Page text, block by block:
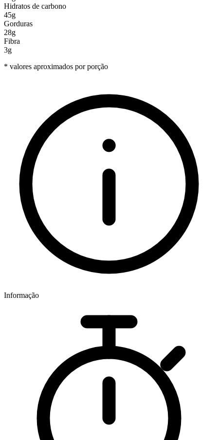
Hidratos de carbono
45g
Gorduras
28g
Fibra
3g
* valores aproximados por porção
Informação